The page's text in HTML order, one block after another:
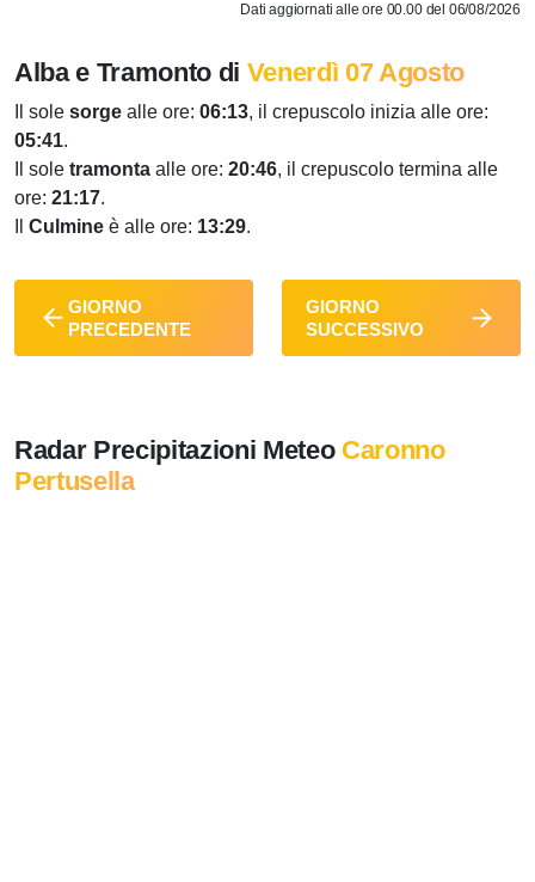
Dati aggiornati alle ore 00.00 del 06/08/2026
Alba e Tramonto di Venerdì 07 Agosto
Il sole sorge alle ore: 06:13, il crepuscolo inizia alle ore:
05:41.
Il sole tramonta alle ore: 20:46, il crepuscolo termina alle
ore: 21:17.
Culmine è alle ore: 13:29.
GIORNO
PRECEDENTE
GIORNO
SUCCESSIVO
Radar Precipitazioni Meteo Caronno
Pertusella